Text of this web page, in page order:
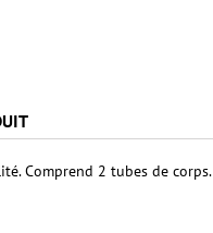
Comprend 2 tubes de corps.